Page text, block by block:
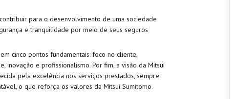
para o desenvolvimento de uma sociedade
e tranquilidade por meio de seus seguros
cinco pontos fundamentais: foco no cliente,
inovação e profissionalismo. Por fim, a visão da Mitsui
pela excelência nos serviços prestados, sempre
o que reforça os valores da Mitsui Sumitomo.